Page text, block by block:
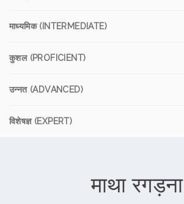
माध्यमिक (INTERMEDIATE)
कुशल (PROFICIENT)
उन्नत (ADVANCED)
विशेषज्ञ (EXPERT)
माथा रगड़ना